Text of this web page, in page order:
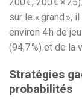
200 €, 200 € ×
sur le « grand »,
environ 4 h de
(94,7 %) et de la
Stratégies
probabilités